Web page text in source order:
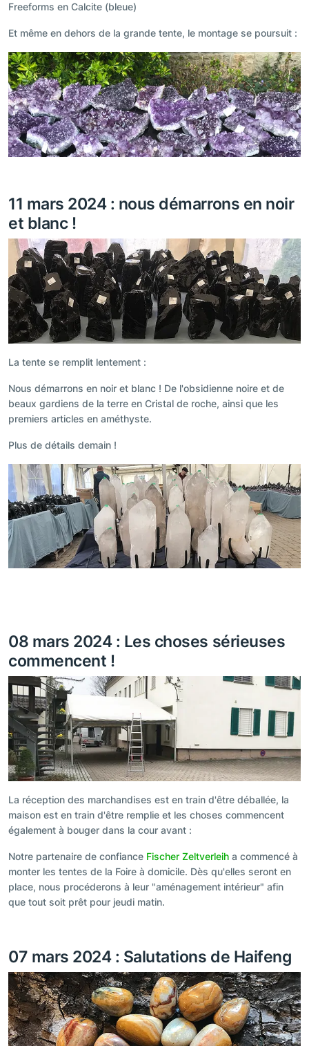
Freeforms en Calcite (bleue)
Et même en dehors de la grande tente, le montage se poursuit :
11 mars 2024 : nous démarrons en noir
et blanc !
La tente se remplit lentement :
Nous démarrons en noir et blanc ! De l'obsidienne noire et de
beaux gardiens de la terre en Cristal de roche, ainsi que les
premiers articles en améthyste.
Plus de détails demain !
08 mars 2024 : Les choses sérieuses
commencent !
La réception des marchandises est en train d'être déballée, la
maison est en train d'être remplie et les choses commencent
également à bouger dans la cour avant :
Notre partenaire de confiance Fischer Zeltverleih a commencé à
monter les tentes de la Foire à domicile. Dès qu'elles seront en
place, nous procéderons à leur "aménagement intérieur" afin
que tout soit prêt pour jeudi matin.
07 mars 2024 : Salutations de Haifeng